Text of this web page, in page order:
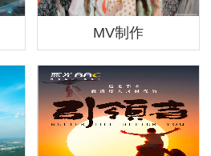
MV制作